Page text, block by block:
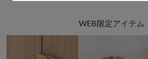
WEB限定アイテム